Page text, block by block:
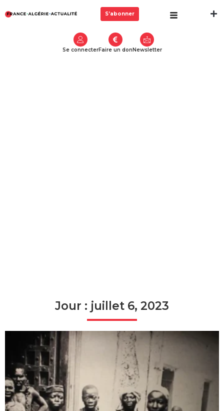
S’abonner
Se connecterFaire un donNewsletter
Jour : juillet 6, 2023